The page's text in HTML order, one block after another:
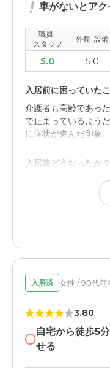
車がないとア
職員･
スタッフ
外観･設備
5.0 5.0
入居前に困っていた
介護者も高齢であっ
で止まっているよう
に症状が進んだ印象。
入居後どうなったか？
母一人で抱え込んで
物などの用意や持参
のくらいならと我慢
職員・スタッフ・他
体の支えやすぐなら
た。力作業もしっか
入居済 女性 / 90代前
3.80
自宅から徒歩5
せる